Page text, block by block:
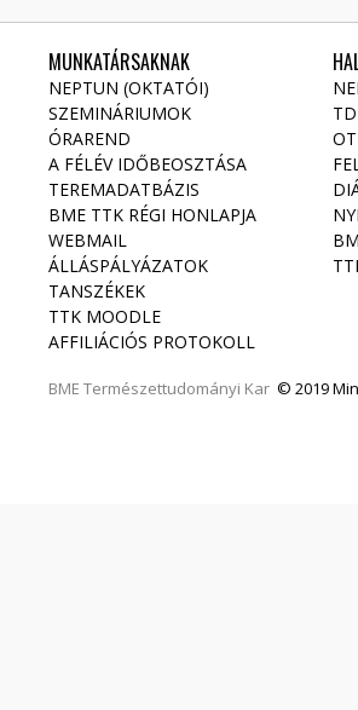
MUNKATÁRSAKNAK
NEPTUN (OKTATÓI)
SZEMINÁRIUMOK
ÓRAREND
A FÉLÉV IDŐBEOSZTÁSA
TEREMADATBÁZIS
BME TTK RÉGI HONLAPJA
WEBMAIL
ÁLLÁSPÁLYÁZATOK
TANSZÉKEK
TTK MOODLE
AFFILIÁCIÓS PROTOKOLL
BME Természettudományi Kar © 2019